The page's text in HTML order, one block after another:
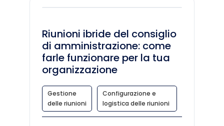
Riunioni ibride del consiglio
di amministrazione: come
farle funzionare per la tua
organizzazione
Gestione
delle riunioni
Configurazione e
logistica delle riunioni